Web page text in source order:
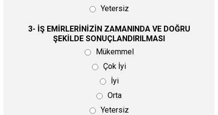
Yetersiz
3- İŞ EMİRLERİNİZİN ZAMANINDA VE DOĞRU
ŞEKİLDE SONUÇLANDIRILMASI
Mükemmel
Çok İyi
İyi
Orta
Yetersiz